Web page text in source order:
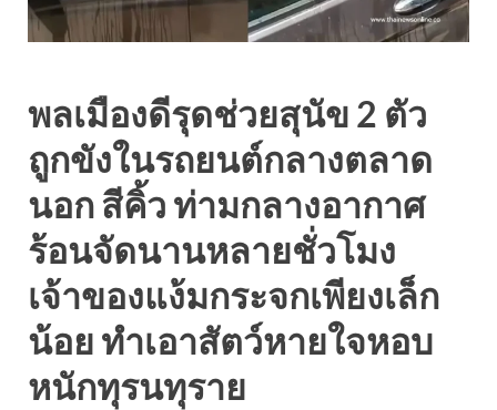
พลเมืองดีรุดช่วยสุนัข 2 ตัว
ถูกขังในรถยนต์กลางตลาด
นอก สีคิ้ว ท่ามกลางอากาศ
ร้อนจัดนานหลายชั่วโมง
เจ้าของแง้มกระจกเพียงเล็ก
น้อย ทำเอาสัตว์หายใจหอบ
หนักทุรนทุราย